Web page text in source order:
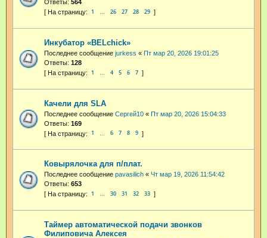
Ответы: 564
1 … 26 27 28 29
Инкубатор «BELchick»
Последнее сообщение jurkess « Пт мар 20, 2026 19:01:25
Ответы: 128
1 … 4 5 6 7
Качели для SLA
Последнее сообщение Cepгeй10 « Пт мар 20, 2026 15:04:33
Ответы: 169
1 6 7 8 9
Ковырялочка для п/плат.
Последнее сообщение pavasilich « Чт мар 19, 2026 11:54:42
Ответы: 653
1 … 30 31 32 33
Таймер автоматической подачи звонков
Филиповича Алексея